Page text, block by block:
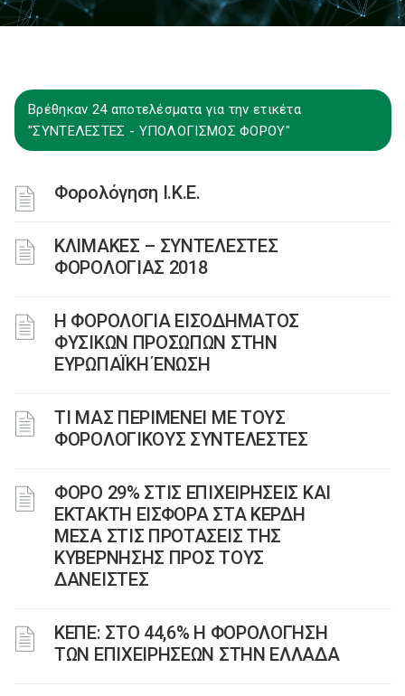
Βρέθηκαν 24 αποτελέσματα για την ετικέτα
"ΣΥΝΤΕΛΕΣΤΕΣ - ΥΠΟΛΟΓΙΣΜΟΣ ΦΟΡΟΥ"
Φορολόγηση Ι.Κ.Ε.
ΚΛΙΜΑΚΕΣ – ΣΥΝΤΕΛΕΣΤΕΣ
ΦΟΡΟΛΟΓΙΑΣ 2018
Η ΦΟΡΟΛΟΓΙΑ ΕΙΣΟΔΗΜΑΤΟΣ
ΦΥΣΙΚΩΝ ΠΡΟΣΩΠΩΝ ΣΤΗΝ
ΕΥΡΩΠΑΪΚΗ ΈΝΩΣΗ
ΤΙ ΜΑΣ ΠΕΡΙΜΕΝΕΙ ΜΕ ΤΟΥΣ
ΦΟΡΟΛΟΓΙΚΟΥΣ ΣΥΝΤΕΛΕΣΤΕΣ
ΦΟΡΟ 29% ΣΤΙΣ ΕΠΙΧΕΙΡΗΣΕΙΣ ΚΑΙ
ΕΚΤΑΚΤΗ ΕΙΣΦΟΡΑ ΣΤΑ ΚΕΡΔΗ
ΜΕΣΑ ΣΤΙΣ ΠΡΟΤΑΣΕΙΣ ΤΗΣ
ΚΥΒΕΡΝΗΣΗΣ ΠΡΟΣ ΤΟΥΣ
ΔΑΝΕΙΣΤΕΣ
ΚΕΠΕ: ΣΤΟ 44,6% Η ΦΟΡΟΛΟΓΗΣΗ
ΤΩΝ ΕΠΙΧΕΙΡΗΣΕΩΝ ΣΤΗΝ ΕΛΛΑΔΑ